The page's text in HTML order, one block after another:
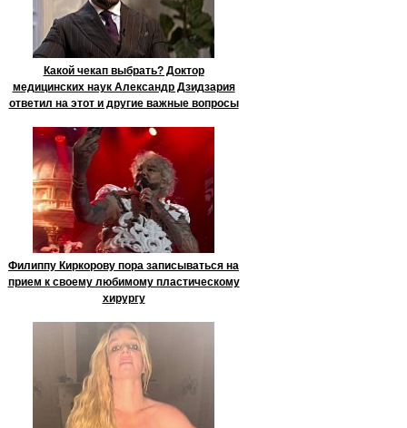
Какой чекап выбрать? Доктор
медицинских наук Александр Дзидзария
ответил на этот и другие важные вопросы
Филиппу Киркорову пора записываться на
прием к своему любимому пластическому
хирургу